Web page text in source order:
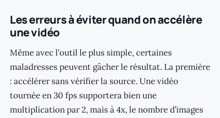
Les erreurs à éviter quand on accélère
une vidéo
Même avec l’outil le plus simple, certaines
maladresses peuvent gâcher le résultat. La première
: accélérer sans vérifier la source. Une vidéo
tournée en 30 fps supportera bien une
multiplication par 2, mais à 4x, le nombre d’images